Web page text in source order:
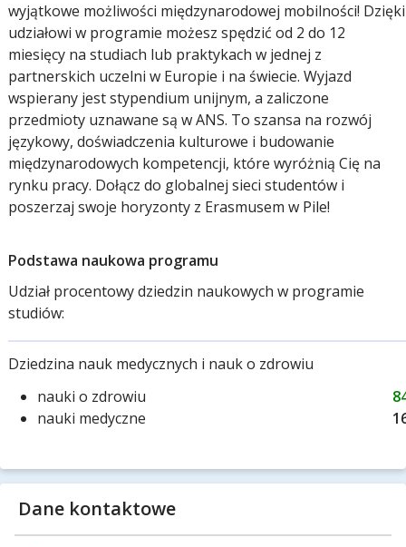
wyjątkowe możliwości międzynarodowej mobilności! Dzięki
udziałowi w programie możesz spędzić od 2 do 12
miesięcy na studiach lub praktykach w jednej z
partnerskich uczelni w Europie i na świecie. Wyjazd
wspierany jest stypendium unijnym, a zaliczone
przedmioty uznawane są w ANS. To szansa na rozwój
językowy, doświadczenia kulturowe i budowanie
międzynarodowych kompetencji, które wyróżnią Cię na
rynku pracy. Dołącz do globalnej sieci studentów i
poszerzaj swoje horyzonty z Erasmusem w Pile!
Podstawa naukowa programu
Udział procentowy dziedzin naukowych w programie
studiów:
Dziedzina nauk medycznych i nauk o zdrowiu
nauki o zdrowiu
nauki medyczne
Dane kontaktowe